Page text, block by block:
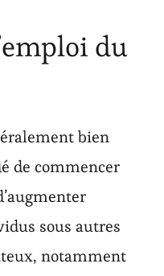
du
bien
de commencer
sous autres
notamment